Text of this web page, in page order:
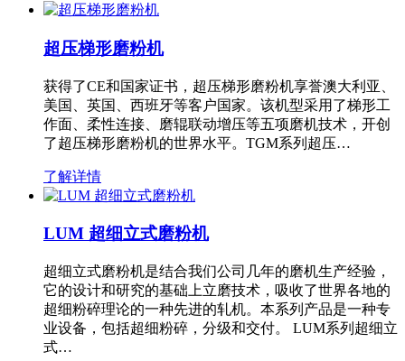
超压梯形磨粉机
获得了CE和国家证书，超压梯形磨粉机享誉澳大利亚、
美国、英国、西班牙等客户国家。该机型采用了梯形工
作面、柔性连接、磨辊联动增压等五项磨机技术，开创
了超压梯形磨粉机的世界水平。TGM系列超压…
了解详情
LUM 超细立式磨粉机
超细立式磨粉机是结合我们公司几年的磨机生产经验，
它的设计和研究的基础上立磨技术，吸收了世界各地的
超细粉碎理论的一种先进的轧机。本系列产品是一种专
业设备，包括超细粉碎，分级和交付。 LUM系列超细立
式…